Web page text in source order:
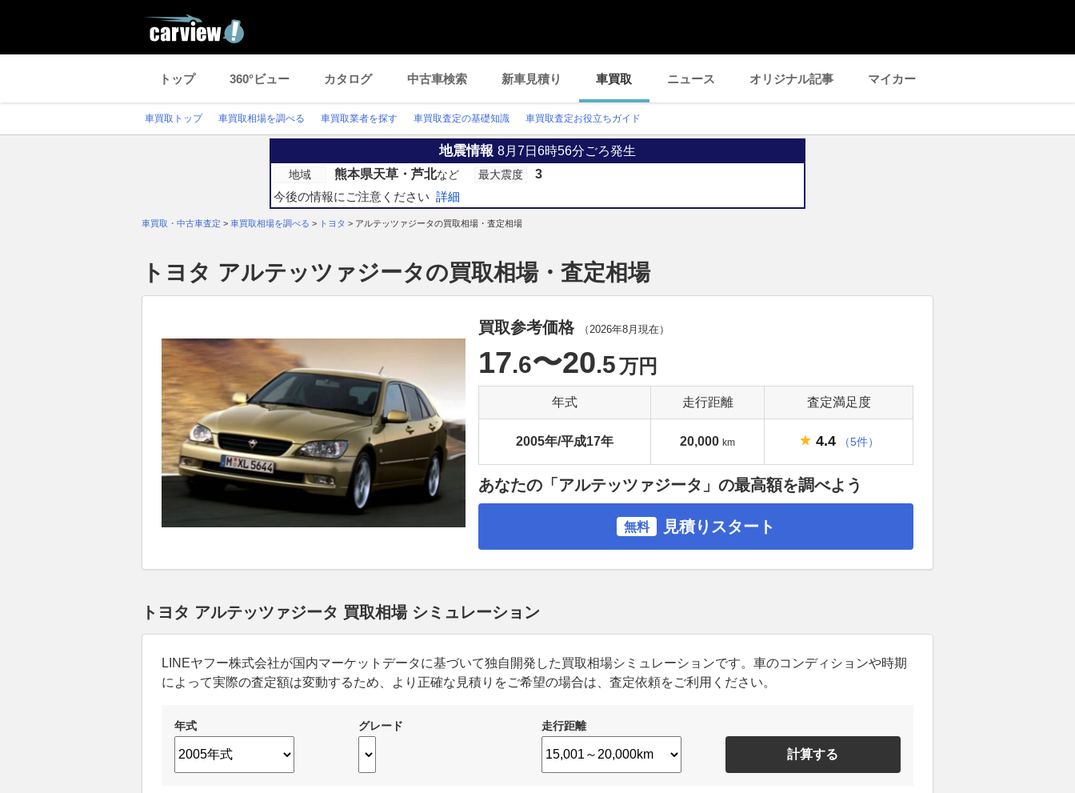
トップ 360°ビュー カタログ 中古車検索 新車見積り 車買取 ニュース オリジナル記事 マイカー
車買取トップ 車買取相場を調べる 車買取業者を探す 車買取査定の基礎知識 車買取査定お役立ちガイド
地震情報 8月7日6時56分ごろ発生
地域 熊本県天草・芦北など 最大震度
3
今後の情報にご注意ください 詳細
車買取・中古車査定 > 車買取相場を調べる > トヨタ > アルテッツァジータの買取相場・査定相場
トヨタ アルテッツァジータの買取相場・査定相場
買取参考価格 （2026年8月 現在）
17.6〜20.5万円
年式 走行距離 査定満足度
2005年/平成17年 20,000 km 4.4 （5件）
あなたの「アルテッツァジータ」の最高額を調べよう
無料 見積りスタート
トヨタ アルテッツァジータ 買取相場 シミュレーション
LINEヤフー株式会社が国内マーケットデータに基づいて独自開発した買取相場シミュレーションです。車のコンディションや時期
によって実際の査定額は変動するため、より正確な見積りをご希望の場合は、査定依頼をご利用ください。
年式 グレード 走行距離
計算する